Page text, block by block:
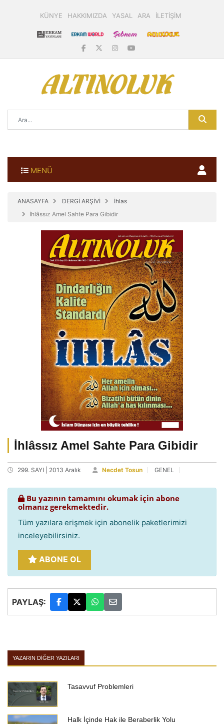
KÜNYE HAKKIMIZDA YASAL ARA İLETİŞİM
MENÜ
ANASAYFA DERGİ ARŞİVİ
İhlas
İhlâssız Amel Sahte Para Gibidir
İhlâssız Amel Sahte Para Gibidir
299. SAYI | 2013 Aralık Necdet Tosun GENEL
Bu yazının tamamını okumak için abone
olmanız gerekmektedir.
Tüm yazılara erişmek için abonelik paketlerimizi
inceleyebilirsiniz.
ABONE OL
PAYLAŞ:
YAZARIN DIĞER YAZILARI
Tasavvuf Problemleri
Halk İçinde Hak ile Beraberlik Yolu